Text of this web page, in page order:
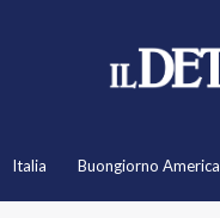
Italia Buongiorno America